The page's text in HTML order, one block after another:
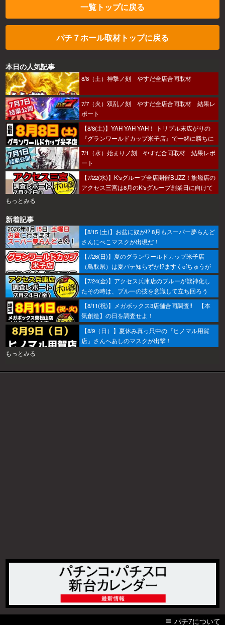
一覧トップに戻る
パチ７ホール取材トップに戻る
本日の人気記事
8/8（土）神撃ノ刻 やすだ全店合同取材
7/7（火）双乱ノ刻 やすだ全店合同取材 結果レ
ポート
【8/8(土)】YAH YAH YAH！ トリプル末広がりの
『グランワールドカップ米子店』で一緒に勝ちに
行こうか～！
7/1（水）始まりノ刻 やすだ合同取材 結果レポ
ート
【7/22(水)】K'sグループ全店開催BUZZ！旗艦店の
アクセス三宮は8月のK'sグループ創業日に向けて
もっとみる
新着記事
【8/15 (土)】お盆に奴が!? 8月もスーパー夢らんど
さんにぺこマスクが出現だ！
【7/26(日)】夏のグランワールドカップ米子店
（鳥取県）は夏バテ知らずか!?ますくofちゅうが
調査してきたで～！
【7/24(金)】アクセス兵庫店のブルーが獣神化し
たその時は、ブルーの技を意識して立ち回ろう
ぞ！
【8/11(祝)】メガボックス3店舗合同調査!! 【本
気創造】の日を調査せよ！
【8/9（日）】夏休み真っ只中の『ヒノマル用賀
店』さんへあしのマスクが出撃！
もっとみる
パチ7について